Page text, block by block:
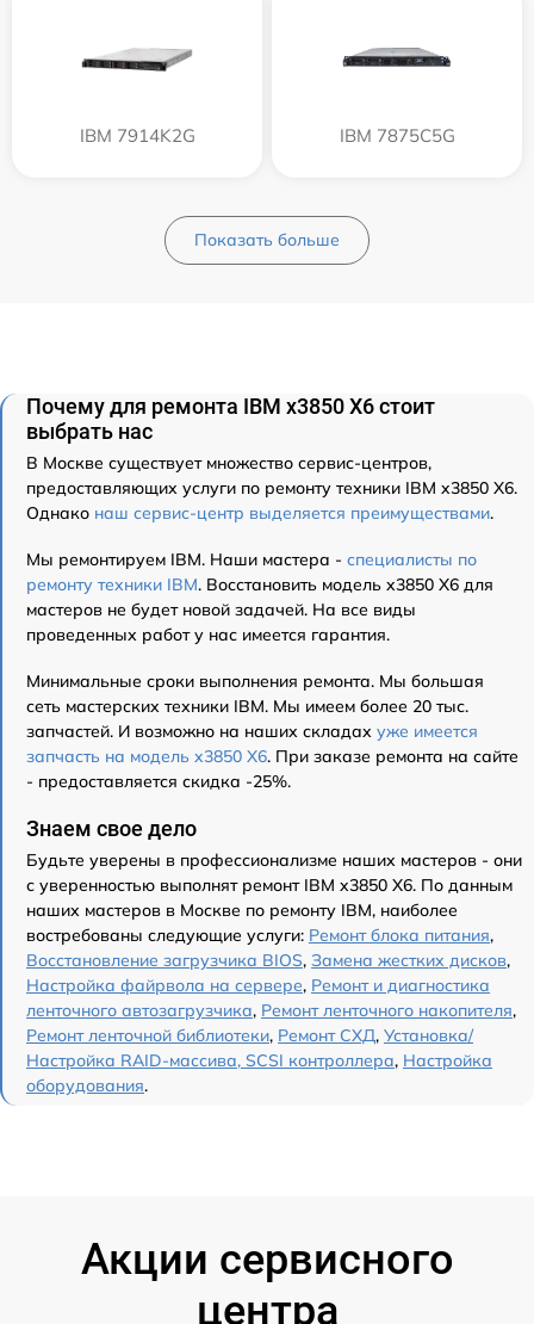
IBM 7914K2G IBM 7875C5G
Показать больше
Почему для ремонта IBM x3850 X6 стоит
выбрать нас
В Москве существует множество сервис-центров,
предоставляющих услуги по ремонту техники IBM x3850 X6.
Однако наш сервис-центр выделяется преимуществами.
Мы ремонтируем IBM. Наши мастера - специалисты по
ремонту техники IBM. Восстановить модель x3850 X6 для
мастеров не будет новой задачей. На все виды
проведенных работ у нас имеется гарантия.
Минимальные сроки выполнения ремонта. Мы большая
сеть мастерских техники IBM. Мы имеем более 20 тыс.
запчастей. И возможно на наших складах уже имеется
запчасть на модель x3850 X6. При заказе ремонта на сайте
- предоставляется скидка -25%.
Знаем свое дело
Будьте уверены в профессионализме наших мастеров - они
с уверенностью выполнят ремонт IBM x3850 X6. По данным
наших мастеров в Москве по ремонту IBM, наиболее
востребованы следующие услуги: Ремонт блока питания,
Восстановление загрузчика BIOS, Замена жестких дисков,
Настройка файрвола на сервере, Ремонт и диагностика
ленточного автозагрузчика, Ремонт ленточного накопителя,
Ремонт ленточной библиотеки, Ремонт СХД, Установка/
Настройка RAID-массива, SCSI контроллера, Настройка
оборудования.
Акции сервисного
центра